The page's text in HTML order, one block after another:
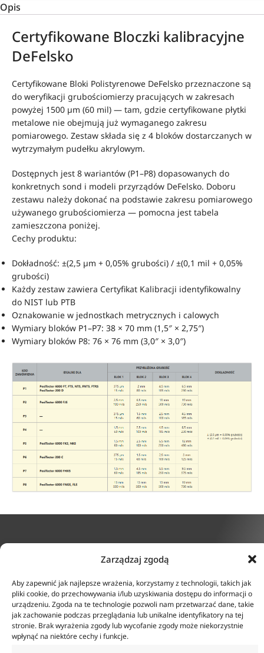
Zarządzaj zgodą
Aby zapewnić jak najlepsze wrażenia, korzystamy z technologii, takich jak
pliki cookie, do przechowywania i/lub uzyskiwania dostępu do informacji o
urządzeniu. Zgoda na te technologie pozwoli nam przetwarzać dane, takie
jak zachowanie podczas przeglądania lub unikalne identyfikatory na tej
stronie. Brak wyrażenia zgody lub wycofanie zgody może niekorzystnie
wpłynąć na niektóre cechy i funkcje.
Opis
Certyfikowane Bloczki kalibracyjne
DeFelsko
Certyfikowane Bloki Polistyrenowe DeFelsko przeznaczone są
do weryfikacji grubościomierzy pracujących w zakresach
powyżej 1500 µm (60 mil) — tam, gdzie certyfikowane płytki
metalowe nie obejmują już wymaganego zakresu
pomiarowego. Zestaw składa się z 4 bloków dostarczanych w
wytrzymałym pudełku akrylowym.
Dostępnych jest 8 wariantów (P1–P8) dopasowanych do
konkretnych sond i modeli przyrządów DeFelsko. Doboru
zestawu należy dokonać na podstawie zakresu pomiarowego
używanego grubościomierza — pomocna jest tabela
zamieszczona poniżej.
Cechy produktu:
Dokładność: ±(2,5 µm + 0,05% grubości) / ±(0,1 mil + 0,05%
grubości)
Każdy zestaw zawiera Certyfikat Kalibracji identyfikowalny
do NIST lub PTB
Oznakowanie w jednostkach metrycznych i calowych
Wymiary bloków P1–P7: 38 × 70 mm (1,5″ × 2,75″)
Wymiary bloków P8: 76 × 76 mm (3,0″ × 3,0″)
ul. Tarcice 11, 80-718
Gdańsk
+48 58 342 24 15
Biuro czynne w godzinach
8:00-16:00
sklep@anticorr.pl
INFORMACJE
O firmie
Regulamin
Polityka prywatności
Płatność i dostawa
Zwroty i reklamacje